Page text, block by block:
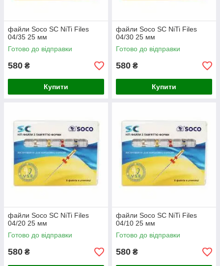
файли Soco SC NiTi Files
04/35 25 мм
Готово до відправки
580 ₴
Купити
файли Soco SC NiTi Files
04/30 25 мм
Готово до відправки
580 ₴
Купити
файли Soco SC NiTi Files
04/20 25 мм
Готово до відправки
580 ₴
файли Soco SC NiTi Files
04/10 25 мм
Готово до відправки
580 ₴